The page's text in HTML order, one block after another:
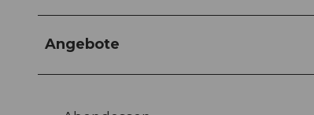
Angebote